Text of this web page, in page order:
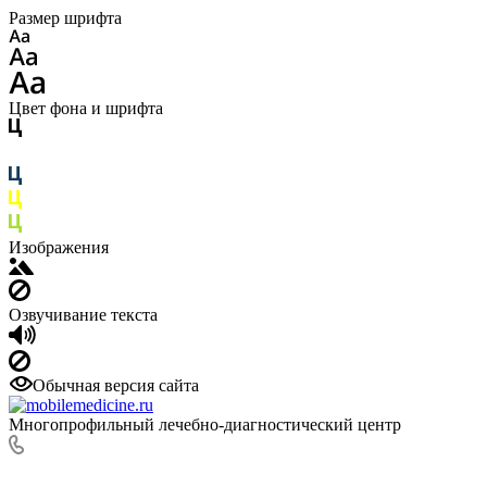
Размер шрифта
Цвет фона и шрифта
Изображения
Озвучивание текста
Обычная версия сайта
Многопрофильный лечебно-диагностический центр